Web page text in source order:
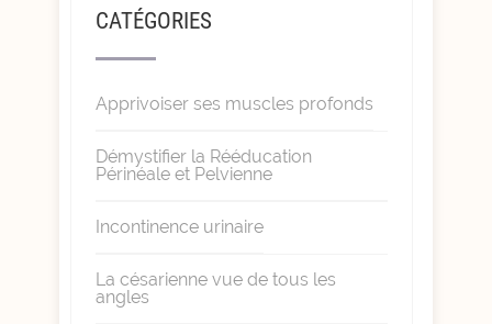
CATÉGORIES
Apprivoiser ses muscles profonds
Démystifier la Rééducation
Périnéale et Pelvienne
Incontinence urinaire
La césarienne vue de tous les
angles